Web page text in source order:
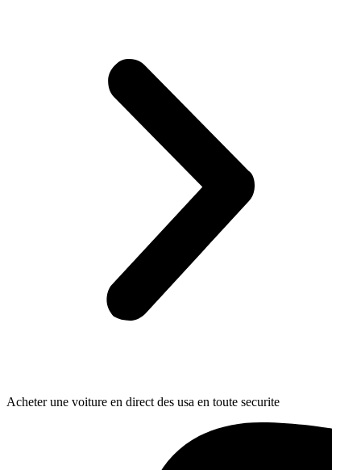
Acheter une voiture en direct des usa en toute securite